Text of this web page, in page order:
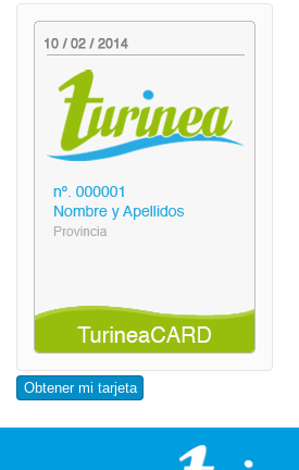
Obtener mi tarjeta